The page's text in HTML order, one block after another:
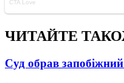
ЧИТАЙТЕ
Суд обрав